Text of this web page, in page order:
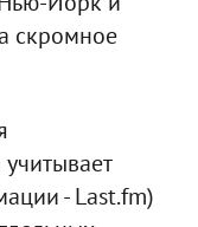
скромное
- Last.fm)